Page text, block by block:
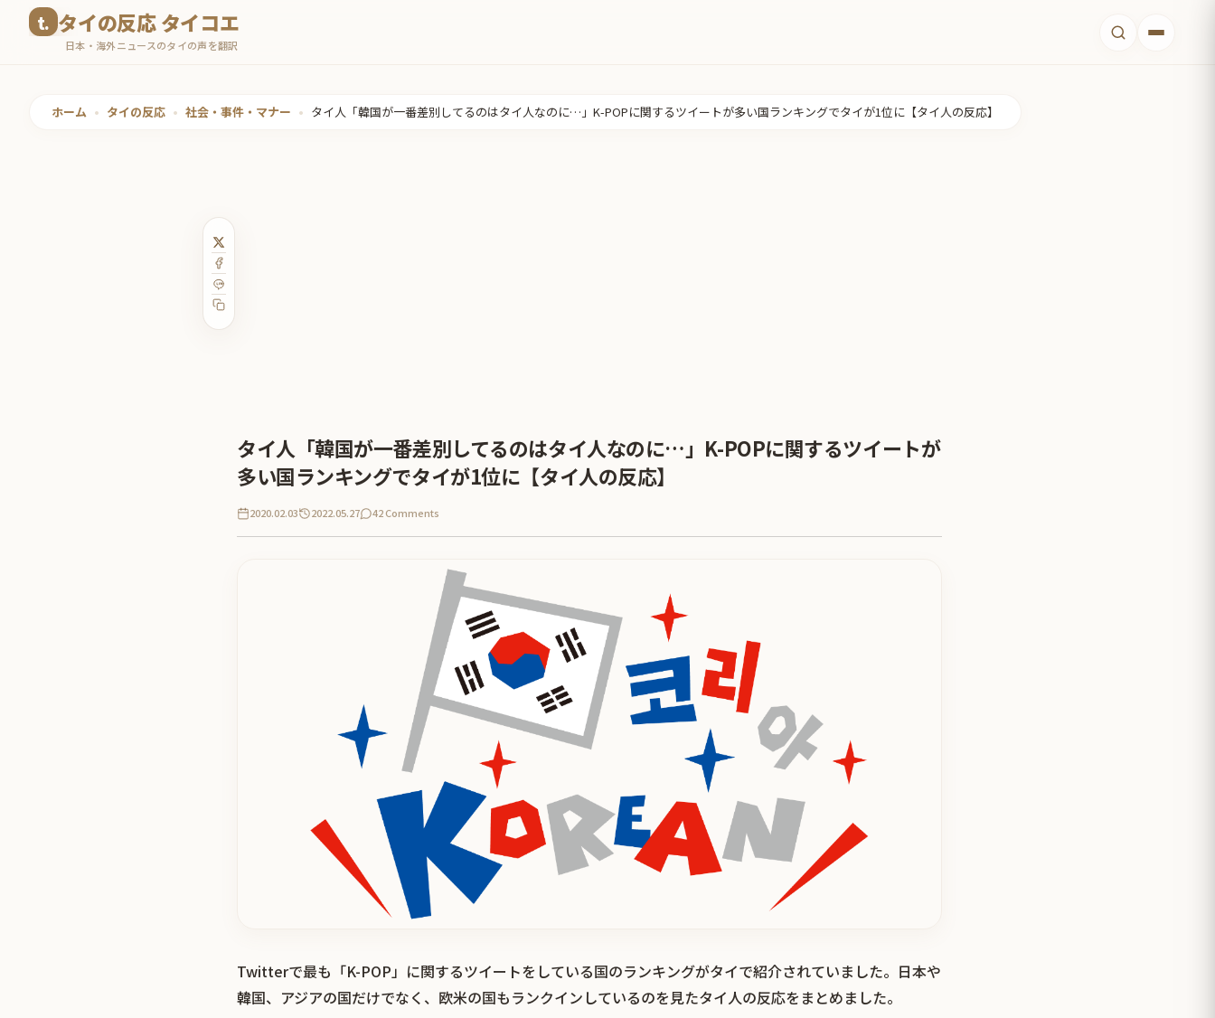
タイの反応 タイコエ
日本・海外ニュースのタイの声を翻訳
ホーム • タイの反応 • 社会・事件・マナー • タイ人「韓国が一番差別してるのはタイ人なのに…」K-POPに関するツイートが多い国ランキングでタイが1位に【タイ人の反応】
タイ人「韓国が一番差別してるのはタイ人なのに…」K-POPに関するツイートが
多い国ランキングでタイが1位に【タイ人の反応】
2020.02.03 2022.05.27 42 Comments
Twitterで最も「K-POP」に関するツイートをしている国のランキングがタイで紹介されていました。日本や
韓国、アジアの国だけでなく、欧米の国もランクインしているのを見たタイ人の反応をまとめました。